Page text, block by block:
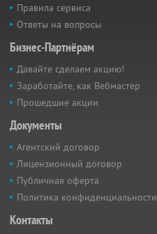
Правила сервиса
Ответы на вопросы
Бизнес-Партнёрам
Давайте сделаем акцию!
Заработайте, как Вебмастер
Прошедшие акции
Документы
Агентский договор
Лицензионный договор
Публичная оферта
Политика конфиденциальности
Контакты